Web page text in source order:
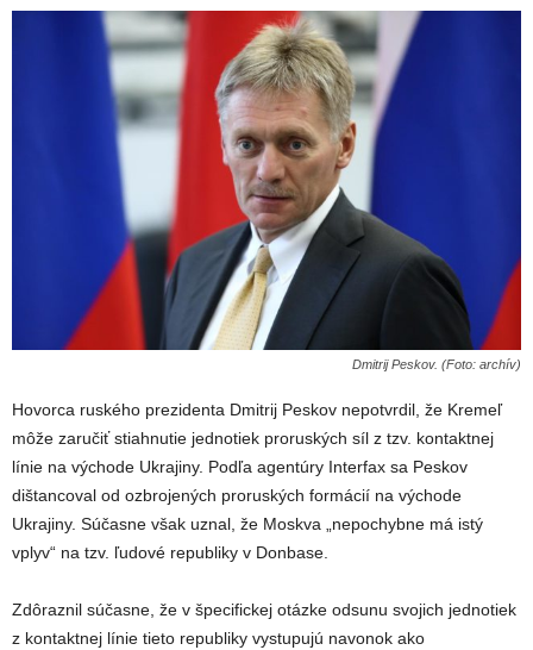
Dmitrij Peskov. (Foto: archív)
Hovorca ruského prezidenta Dmitrij Peskov nepotvrdil, že Kremeľ
môže zaručiť stiahnutie jednotiek proruských síl z tzv. kontaktnej
línie na východe Ukrajiny. Podľa agentúry Interfax sa Peskov
dištancoval od ozbrojených proruských formácií na východe
Ukrajiny. Súčasne však uznal, že Moskva „nepochybne má istý
vplyv“ na tzv. ľudové republiky v Donbase.
Zdôraznil súčasne, že v špecifickej otázke odsunu svojich jednotiek
z kontaktnej línie tieto republiky vystupujú navonok ako